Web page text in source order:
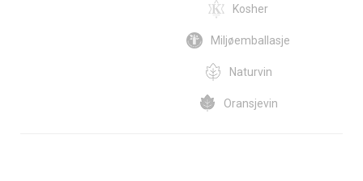
Kosher
Miljøemballasje
Naturvin
Oransjevin